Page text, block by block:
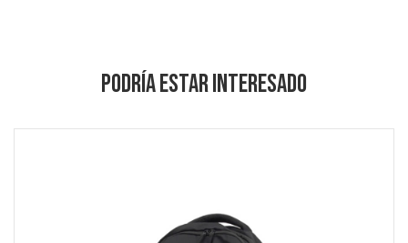
PODRÍA ESTAR INTERESADO